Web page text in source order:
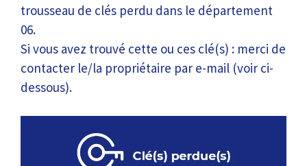
trousseau de clés perdu dans le département
06.
Si vous avez trouvé cette ou ces clé(s) : merci de
contacter le/la propriétaire par e-mail (voir ci-
dessous).